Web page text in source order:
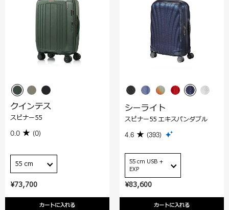
¥73,700
カートに入れる
クインテス
スピナー55
0.0 (0)
55 cm
¥83,600
カートに入れる
シーライト
スピナー55 エキスパンダブル
4.6 (393)
55 cm USB +
EXP